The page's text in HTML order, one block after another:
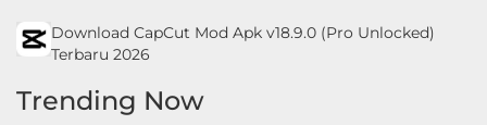
Download CapCut Mod Apk v18.9.0 (Pro Unlocked)
Terbaru 2026
Trending Now